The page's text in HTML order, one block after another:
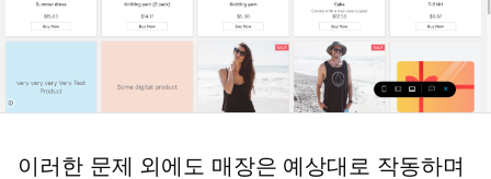
이러한 문제 외에도 매장은 예상대로 작동하며